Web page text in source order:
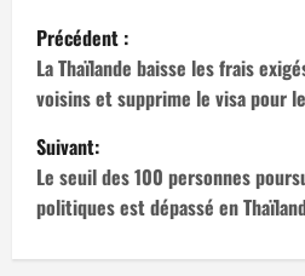
N
a
v
i
g
Précédent :
La Thaïlande baisse les frais
voisins et supprime le visa pour
Suivant:
Le seuil des 100 personnes
politiques est dépassé en